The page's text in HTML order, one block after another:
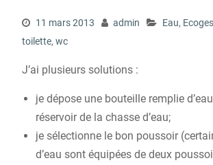
11 mars 2013 admin Eau,
toilette, wc
J’ai plusieurs solutions :
je dépose une bouteille remplie
réservoir de la chasse d’eau;
je sélectionne le bon poussoir
d’eau sont équipées de deux